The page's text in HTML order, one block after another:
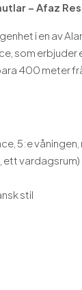
– Afaz
i en av
som
400 meter
5:e våningen,
ett vardagsrum)
stil